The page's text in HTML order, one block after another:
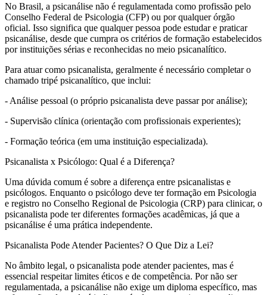
No Brasil, a psicanálise não é regulamentada como profissão pelo
Conselho Federal de Psicologia (CFP) ou por qualquer órgão
oficial. Isso significa que qualquer pessoa pode estudar e praticar
psicanálise, desde que cumpra os critérios de formação estabelecidos
por instituições sérias e reconhecidas no meio psicanalítico.
Para atuar como psicanalista, geralmente é necessário completar o
chamado tripé psicanalítico, que inclui:
- Análise pessoal (o próprio psicanalista deve passar por análise);
- Supervisão clínica (orientação com profissionais experientes);
- Formação teórica (em uma instituição especializada).
Psicanalista x Psicólogo: Qual é a Diferença?
Uma dúvida comum é sobre a diferença entre psicanalistas e
psicólogos. Enquanto o psicólogo deve ter formação em Psicologia
e registro no Conselho Regional de Psicologia (CRP) para clinicar, o
psicanalista pode ter diferentes formações acadêmicas, já que a
psicanálise é uma prática independente.
Psicanalista Pode Atender Pacientes? O Que Diz a Lei?
No âmbito legal, o psicanalista pode atender pacientes, mas é
essencial respeitar limites éticos e de competência. Por não ser
regulamentada, a psicanálise não exige um diploma específico, mas